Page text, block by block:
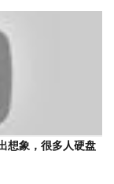
想象，很多人硬盘